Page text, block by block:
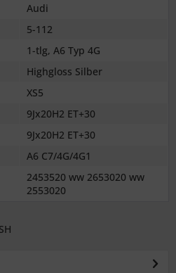
Audi
5-112
1-tlg, A6 Typ 4G
Highgloss Silber
XS5
9Jx20H2 ET+30
9Jx20H2 ET+30
A6 C7/4G/4G1
2453520 ww 2653020 ww
2553020